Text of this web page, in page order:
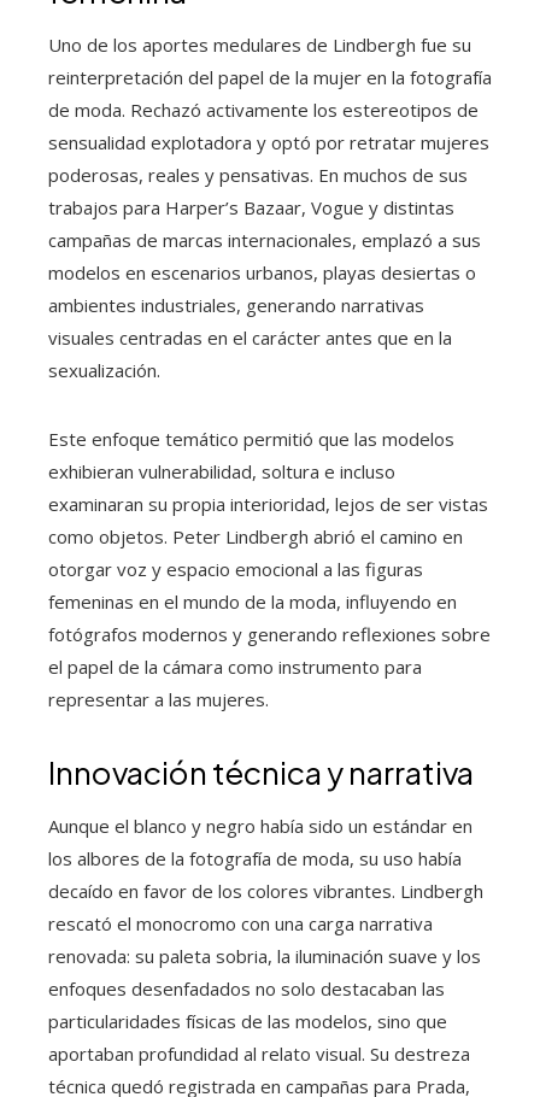
Uno de los aportes medulares de Lindbergh fue su
reinterpretación del papel de la mujer en la fotografía
de moda. Rechazó activamente los estereotipos de
sensualidad explotadora y optó por retratar mujeres
poderosas, reales y pensativas. En muchos de sus
trabajos para Harper’s Bazaar, Vogue y distintas
campañas de marcas internacionales, emplazó a sus
modelos en escenarios urbanos, playas desiertas o
ambientes industriales, generando narrativas
visuales centradas en el carácter antes que en la
sexualización.
Este enfoque temático permitió que las modelos
exhibieran vulnerabilidad, soltura e incluso
examinaran su propia interioridad, lejos de ser vistas
como objetos. Peter Lindbergh abrió el camino en
otorgar voz y espacio emocional a las figuras
femeninas en el mundo de la moda, influyendo en
fotógrafos modernos y generando reflexiones sobre
el papel de la cámara como instrumento para
representar a las mujeres.
Innovación técnica y narrativa
Aunque el blanco y negro había sido un estándar en
los albores de la fotografía de moda, su uso había
decaído en favor de los colores vibrantes. Lindbergh
rescató el monocromo con una carga narrativa
renovada: su paleta sobria, la iluminación suave y los
enfoques desenfadados no solo destacaban las
particularidades físicas de las modelos, sino que
aportaban profundidad al relato visual. Su destreza
técnica quedó registrada en campañas para Prada,